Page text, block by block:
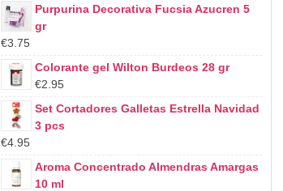
Purpurina Decorativa Fucsia Azucren 5
gr
€3.75
Colorante gel Wilton Burdeos 28 gr
€2.95
Set Cortadores Galletas Estrella Navidad
3 pcs
€4.95
Aroma Concentrado Almendras Amargas
10 ml